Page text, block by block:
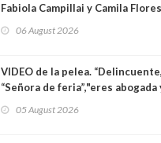
Fabiola Campillai y Camila
06 August 2026
VIDEO de la pelea.
“Señora de feria”,"eres
senadoras Camila Flores y
05 August 2026